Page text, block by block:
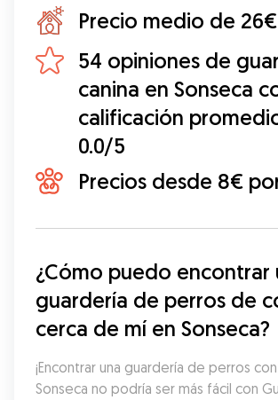
Precio medio de
54 opiniones de
canina en Sonseca
calificación
0.0/5
Precios desde 8€
¿Cómo puedo encontrar
guardería de perros de
cerca de mí en Sonseca?
¡Encontrar una guardería de perros
Sonseca no podría ser más fácil con